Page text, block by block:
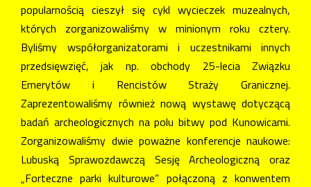
popularnością cieszył się cykl wycieczek muzealnych,
których zorganizowaliśmy w minionym roku cztery.
Byliśmy współorganizatorami i uczestnikami innych
przedsięwzięć, jak np. obchody 25-lecia Związku
Emerytów i Rencistów Straży Granicznej.
Zaprezentowaliśmy również nową wystawę dotyczącą
badań archeologicznych na polu bitwy pod Kunowicami.
Zorganizowaliśmy dwie poważne konferencje naukowe:
Lubuską Sprawozdawczą Sesję Archeologiczną oraz
„Forteczne parki kulturowe” połączoną z konwentem